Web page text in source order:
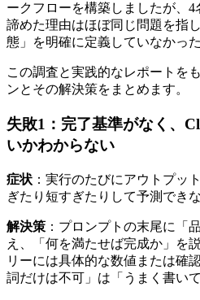
ークフローを構築しましたが、4
諦めた理由はほぼ同じ問題を指
態」を明確に定義していなかった
この調査と実践的なレポートを
ンとその解決策をまとめます。
失敗1：完了基準がなく、
いかわからない
症状 ：実行のたびにアウトプッ
ぎたり短すぎたりして予測できな
解決策 ：プロンプトの末尾に「
え、「何を満たせば完成か」を
リーには具体的な数値または確
詞だけは不可」は「うまく書い